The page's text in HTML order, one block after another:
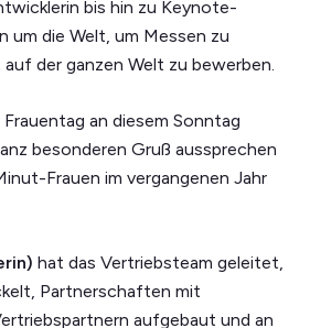
bis hin zu Keynote-
um die Welt, um Messen zu
der ganzen Welt zu bewerben.
an diesem Sonntag
besonderen Gruß aussprechen
Frauen im vergangenen Jahr
hat das Vertriebsteam geleitet,
Partnerschaften mit
aufgebaut und an